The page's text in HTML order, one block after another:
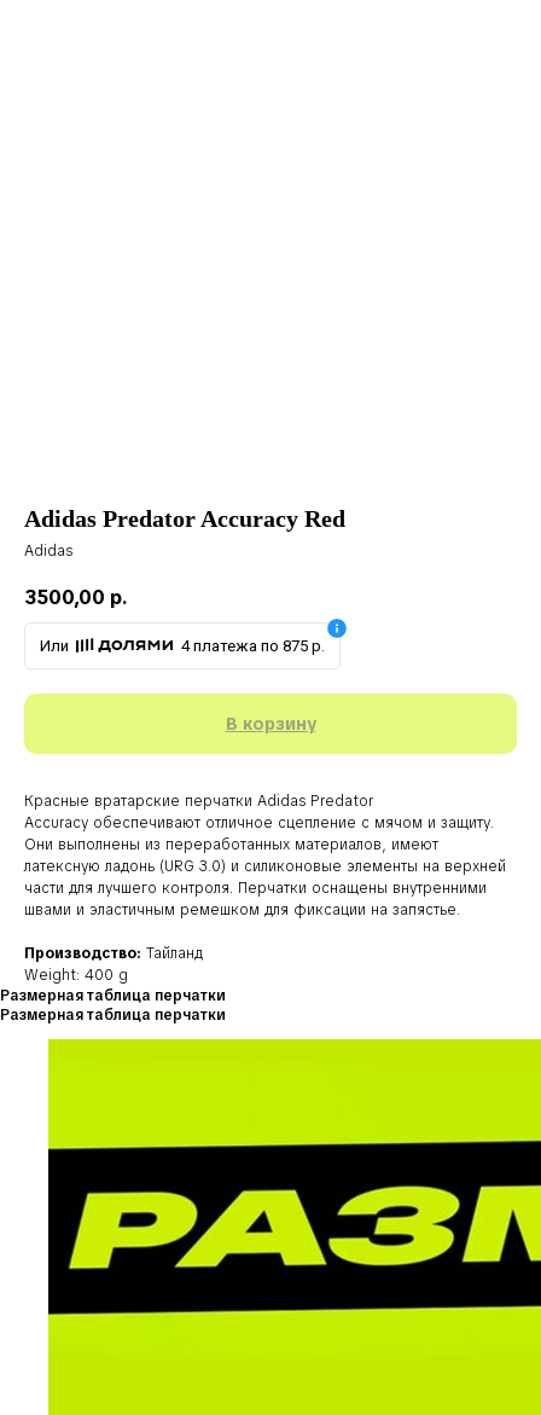
Adidas Predator Accuracy Red
Adidas
3500,00 р.
Или 4 платежа по 875 р.
В корзину
Красные вратарские перчатки Adidas Predator
Accuracy обеспечивают отличное сцепление с мячом и защиту.
Они выполнены из переработанных материалов, имеют
латексную ладонь (URG 3.0) и силиконовые элементы на верхней
части для лучшего контроля. Перчатки оснащены внутренними
швами и эластичным ремешком для фиксации на запястье.
Производство: Тайланд
Weight: 400 g
Размерная таблица перчатки
Размерная таблица перчатки